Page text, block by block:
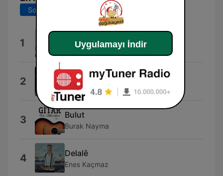
Son 7 gün Son 30 gün
1 Mem Ararat
2 Poşet
Serdar Ortaç
3 Bulut
Burak Nayma
4 Delalê
Enes Kaçmaz
Uygulamayı İndir